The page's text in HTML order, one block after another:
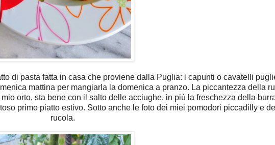
di pasta fatta in casa che proviene dalla Puglia: i capunti o cavatelli
mattina per mangiarla la domenica a pranzo. La piccantezza della
orto, sta bene con il salto delle acciughe, in più la freschezza della
primo piatto estivo. Sotto anche le foto dei miei pomodori piccadilly e
rucola.